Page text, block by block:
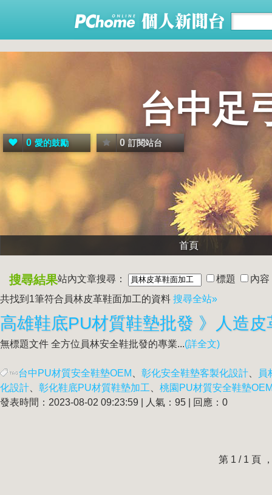
台中足
0 愛的鼓勵 0 訂閱站台
首頁
搜尋結果站內文章搜尋： 標題
內容
共找到1筆符合 員林皮革鞋面加工的資料 搜尋全站»
無標題文件 全方位員林安全鞋批發的專業...(詳全文)
台中PU材質安全鞋墊OEM 彰化安全鞋墊客製化設計
員
化設計
彰化鞋底PU材質鞋墊加工
桃園PU材質安全鞋墊
發表時間：2023-08-02 09:23:59 | 人氣：95 | 回應：0
第 1 / 1